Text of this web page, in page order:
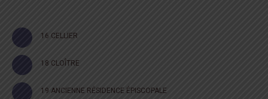
16 CELLIER
18 CLOÎTRE
19 ANCIENNE RÉSIDENCE ÉPISCOPALE